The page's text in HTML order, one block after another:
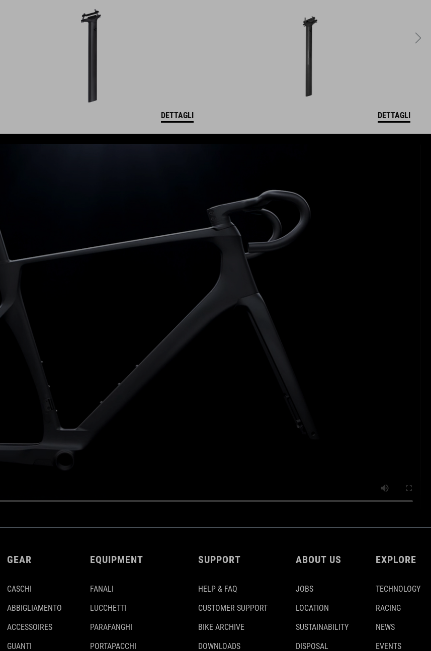
DETTAGLI DETTAGLI
GEAR
CASCHI
ABBIGLIAMENTO
ACCESSOIRES
GUANTI
EQUIPMENT
FANALI
LUCCHETTI
PARAFANGHI
PORTAPACCHI
SUPPORT
HELP & FAQ
CUSTOMER SUPPORT
BIKE ARCHIVE
DOWNLOADS
ABOUT US
JOBS
LOCATION
SUSTAINABILITY
DISPOSAL
EXPLORE
TECHNOLOGY
RACING
NEWS
EVENTS